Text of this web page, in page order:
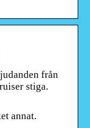
från
stiga.
annat.